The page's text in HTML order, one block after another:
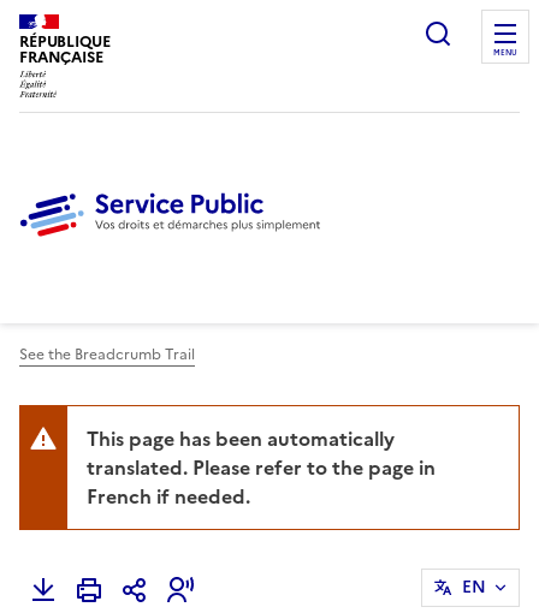
RÉPUBLIQUE
FRANÇAISE
Ouvrir
MENU
See the Breadcrumb Trail
This page has been automatically
translated. Please refer to the page in
French if needed.
EN